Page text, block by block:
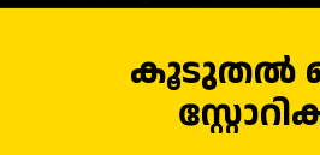
കൂടുതൽ